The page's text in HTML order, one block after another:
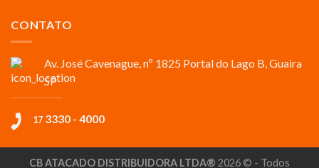
CONTATO
Av. José Cavenague, nº 1825 Portal do Lago B, Guaira
SP
17 3330 - 4000
CB ATACADO DISTRIBUIDORA LTDA® 2026 © - Todos